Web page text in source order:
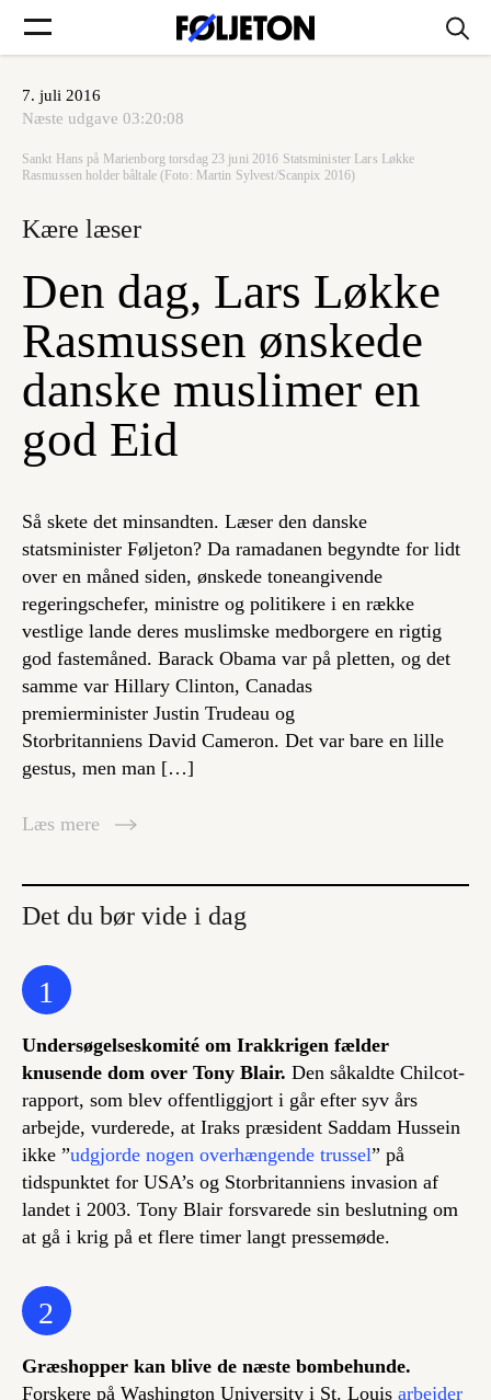
Forsider
Føljetoner
Søg
Min side
Log ind
7. juli 2016
Næste udgave 03:20:08
Sankt Hans på Marienborg torsdag 23 juni 2016 Statsminister Lars Løkke
Rasmussen holder båltale (Foto: Martin Sylvest/Scanpix 2016)
Kære læser
Den dag, Lars Løkke
Rasmussen ønskede
danske muslimer en
god Eid
Så skete det minsandten. Læser den danske
statsminister Føljeton? Da ramadanen begyndte for lidt
over en måned siden, ønskede toneangivende
regeringschefer, ministre og politikere i en række
vestlige lande deres muslimske medborgere en rigtig
god fastemåned. Barack Obama var på pletten, og det
samme var Hillary Clinton, Canadas
premierminister Justin Trudeau og
Storbritanniens David Cameron. Det var bare en lille
gestus, men man […]
Læs mere
Det du bør vide i dag
1
Undersøgelseskomité om Irakkrigen fælder
knusende dom over Tony Blair. Den såkaldte Chilcot-
rapport, som blev offentliggjort i går efter syv års
arbejde, vurderede, at Iraks præsident Saddam Hussein
ikke ”udgjorde nogen overhængende trussel” på
tidspunktet for USA’s og Storbritanniens invasion af
landet i 2003. Tony Blair forsvarede sin beslutning om
at gå i krig på et flere timer langt pressemøde.
2
Græshopper kan blive de næste bombehunde.
Forskere på Washington University i St. Louis arbejder